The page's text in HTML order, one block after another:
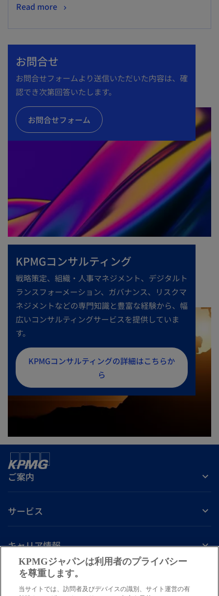
Read more
タ
で
開
お問合せ
お問合せフォームより送信いただいた内容は、確
認でき次第回答いたします。
お問合せフォーム
KPMGコンサルティング
戦略策定、組織・人事マネジメント、デジタルト
ランスフォーメーション、ガバナンス、リスクマ
ネジメントなどの専門知識と豊富な経験から、幅
広いコンサルティングサービスを提供していま
す。
KPMGコンサルティングの詳細はこちらか
ら
新
し
い
開
ご案内
サービス
キャリア情報
新
し
新
新
新
新
免責事項プライバシーポリシーアクセシビリティーヘルプ通報窓口
KPMGジャパンは利用者のプライバシー
を尊重します。
当サイトでは、訪問者及びデバイスの識別、サイト運営の有